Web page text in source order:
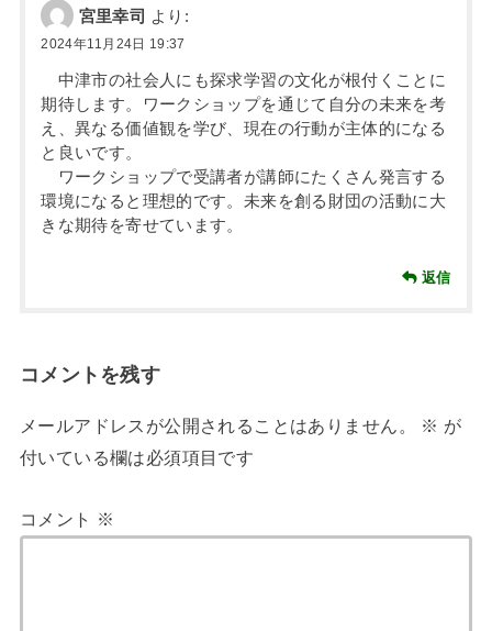
宮里幸司 より:
2024年11月24日 19:37
中津市の社会人にも探求学習の文化が根付くことに
期待します。ワークショップを通じて自分の未来を考
え、異なる価値観を学び、現在の行動が主体的になる
と良いです。
ワークショップで受講者が講師にたくさん発言する
環境になると理想的です。未来を創る財団の活動に大
きな期待を寄せています。
返信
コメントを残す
メールアドレスが公開されることはありません。 ※ が
付いている欄は必須項目です
コメント ※